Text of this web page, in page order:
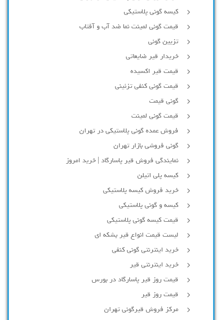
کیسه گونی پلاستیکی
قیمت گونی لمینت نما ضد آب و آفتاب
تزیین گونی
خریدار قیر ضایعاتی
قیمت قیر اکسیده
قیمت گونی کنفی تزئینی
گونی قیمت
قیمت گونی لمینت
فروش عمده گونی پلاستیکی در تهران
گونی فروشی بازار تهران
نمایندگی فروش قیر پاسارگاد | خرید امروز
کیسه پلی اتیلن
خرید فروش کیسه پلاستیکی
کیسه و گونی پلاستیکی
قیمت کیسه گونی پلاستیکی
لیست قیمت انواع قیر بشکه ای
خرید اینترنتی گونی کنفی
خرید اینترنتی قیر
قیمت روز قیر پاسارگاد در بورس
قیمت روز قیر
مرکز فروش قیرگونی تهران